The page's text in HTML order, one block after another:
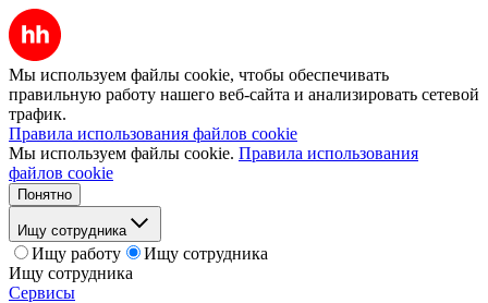
Мы используем файлы cookie, чтобы обеспечивать
правильную работу нашего веб-сайта и анализировать сетевой
трафик.
Правила использования файлов cookie
Мы используем файлы cookie. Правила использования
файлов cookie
Понятно
Ищу сотрудника
Ищу работу
Ищу сотрудника
Ищу сотрудника
Сервисы